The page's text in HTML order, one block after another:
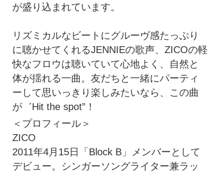
が盛り込まれています。
リズミカルなビートにグルーヴ感たっぷり
に聴かせてくれるJENNIEの歌声、ZICOの軽
快なフロウは聴いていて心地よく、自然と
体が揺れる一曲。友だちと一緒にパーティ
ーして思いっきり楽しみたいなら、この曲
が゛Hit the spot”！
＜プロフィール＞
ZICO
2011年4月15日「Block B」メンバーとして
デビュー。シンガーソングライター兼ラッ